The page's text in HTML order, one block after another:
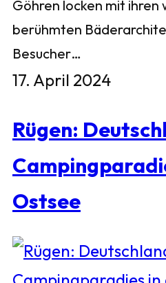
Göhren locken mit ihren
berühmten
Besucher…
17. April 2024
Rügen:
Ostsee